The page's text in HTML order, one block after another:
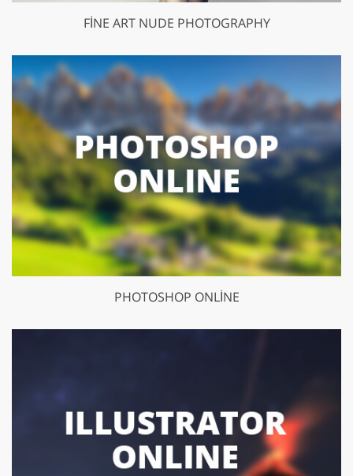
FINE ART NUDE PHOTOGRAPHY
PHOTOSHOP ONLINE